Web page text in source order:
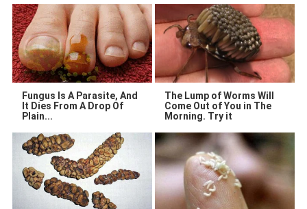
Fungus Is A Parasite, And
It Dies From A Drop Of
Plain...
The Lump of Worms Will
Come Out of You in The
Morning. Try it